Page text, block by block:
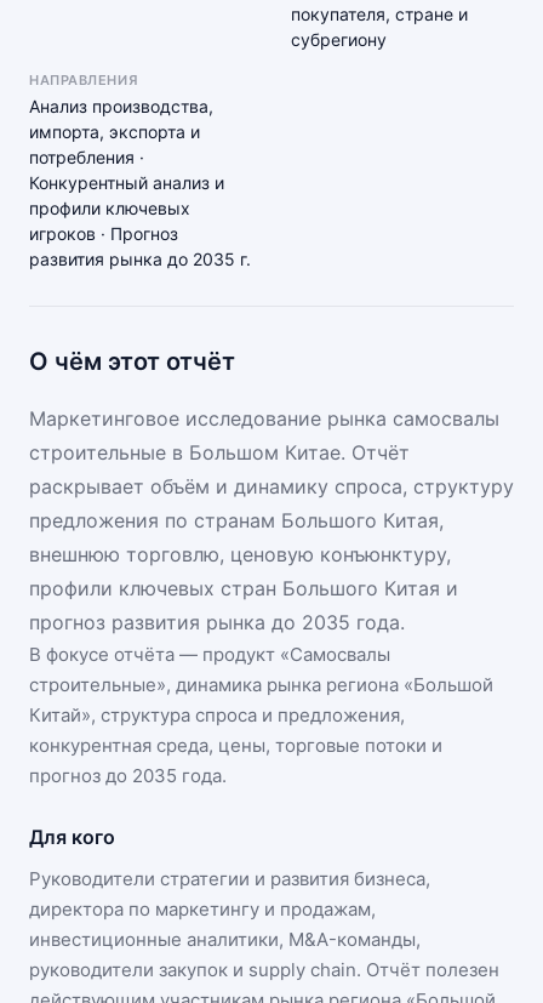
покупателя, стране и
субрегиону
НАПРАВЛЕНИЯ
Анализ производства,
импорта, экспорта и
потребления ·
Конкурентный анализ и
профили ключевых
игроков · Прогноз
развития рынка до 2035 г.
О чём этот отчёт
Маркетинговое исследование рынка самосвалы
строительные в Большом Китае. Отчёт
раскрывает объём и динамику спроса, структуру
предложения по странам Большого Китая,
внешнюю торговлю, ценовую конъюнктуру,
профили ключевых стран Большого Китая и
прогноз развития рынка до 2035 года.
В фокусе отчёта — продукт «Самосвалы
строительные», динамика рынка региона «Большой
Китай», структура спроса и предложения,
конкурентная среда, цены, торговые потоки и
прогноз до 2035 года.
Для кого
Руководители стратегии и развития бизнеса,
директора по маркетингу и продажам,
инвестиционные аналитики, M&A-команды,
руководители закупок и supply chain. Отчёт полезен